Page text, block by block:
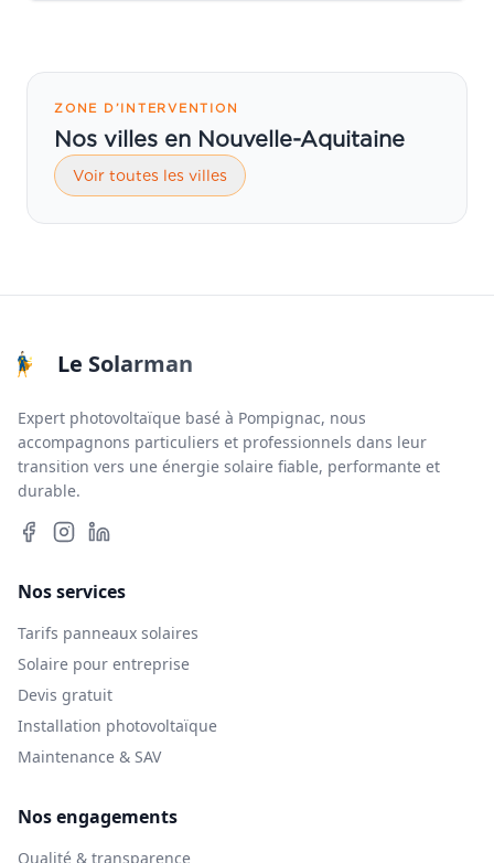
ZONE D’INTERVENTION
Nos villes en Nouvelle-Aquitaine
Voir toutes les villes
Le Solarman
Expert photovoltaïque basé à Pompignac, nous
accompagnons particuliers et professionnels dans leur
transition vers une énergie solaire fiable, performante et
durable.
Nos services
Tarifs panneaux solaires
Solaire pour entreprise
Devis gratuit
Installation photovoltaïque
Maintenance & SAV
Nos engagements
Qualité & transparence